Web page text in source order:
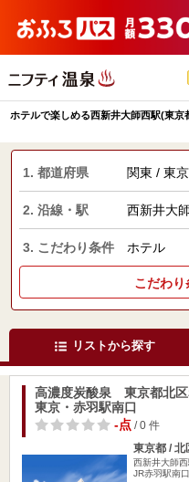
ホテルで楽しめる西新井大師西駅(東
1. 都道府県 関東 / 東
2. 沿線・駅 西新井大
3. こだわり条件 ホテル
こだわり
リストから探す
高濃度炭酸泉 東京都北
東京・赤羽駅南口
-点/ 0 件
東京都 / 北
西新井大師
JR赤羽駅南